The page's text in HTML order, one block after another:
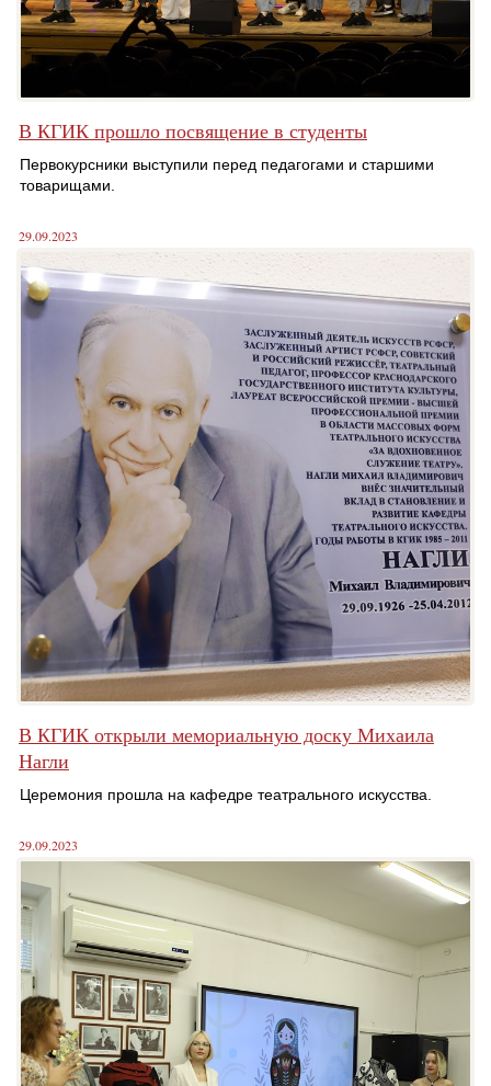
В КГИК прошло посвящение в студенты
Первокурсники выступили перед педагогами и старшими
товарищами.
29.09.2023
В КГИК открыли мемориальную доску Михаила
Нагли
Церемония прошла на кафедре театрального искусства.
29.09.2023